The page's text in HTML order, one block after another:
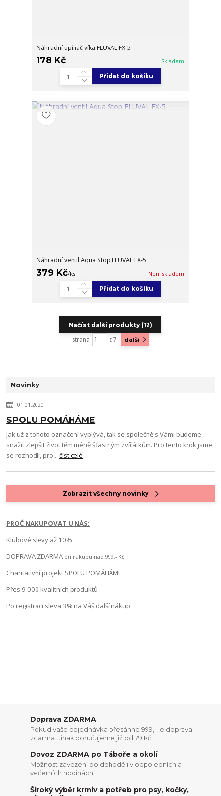
Náhradní upínač víka FLUVAL FX-5
178 Kč Skladem
Přidat do košíku
Náhradní ventil Aqua Stop FLUVAL FX-5
379 Kč/ks Není skladem
Přidat do košíku
Načíst další produkty (12)
strana z 7 další
Novinky
01.01.2020
SPOLU POMÁHÁME
Jak už z tohoto označení vyplývá, tak se společně s Vámi budeme
snažit zlepšit život těm méně šťastným zvířátkům. Pro tento krok jsme
se rozhodli, pro...číst celé
Zobrazit všechny novinky
PROČ NAKUPOVAT U NÁS:
Klubové slevy až 10%
DOPRAVA ZDARMA při nákupu nad 999,- Kč
Charitativní projekt SPOLU POMÁHÁME
Přes 9 000 kvalitních produktů
Po registraci sleva 3% na Váš další nákup
Doprava ZDARMA
Pokud vaše objednávka přesáhne 999,- je doprava
zdarma. Jinak doručujeme již od 79 Kč.
Dovoz ZDARMA po Táboře a okolí
Možnost zavezení po dohodě i v odpoledních a
večerních hodinách
Široký výběr krmiv a potřeb pro psy, kočky,